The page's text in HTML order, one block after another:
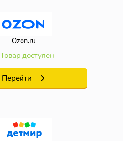
Ozon.ru
Товар доступен
Перейти